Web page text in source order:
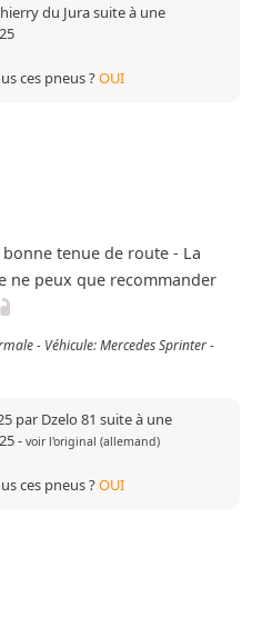
du Jura suite à une
ces pneus ?OUI
tenue de route - La
ne peux que recommander
- Véhicule: Mercedes Sprinter -
par Dzelo 81 suite à une
- voir l'original (allemand)
ces pneus ?OUI